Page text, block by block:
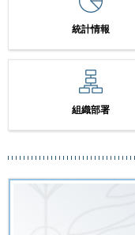
統計情報
組織部署